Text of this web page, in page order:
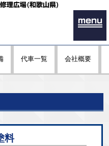
理広場(和歌山県)
menu
代車一覧 会社概要
料